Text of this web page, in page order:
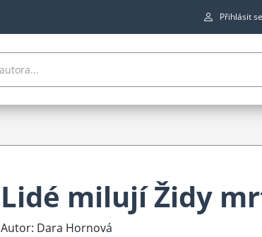
Přihlásit se
Lidé milují Židy
Autor: Dara Hornová